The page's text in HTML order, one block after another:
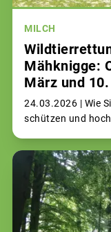
MILCH
Mähknigge:
März und
24.03.2026 | Wie
schützen und